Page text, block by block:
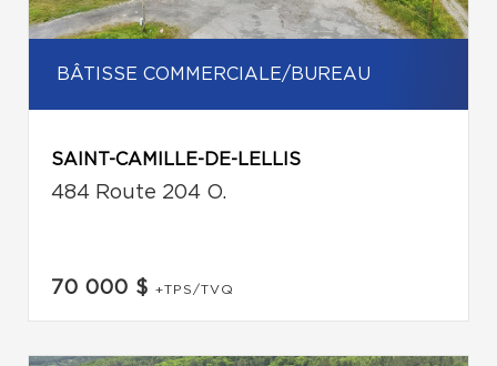
BÂTISSE COMMERCIALE/BUREAU
SAINT-CAMILLE-DE-LELLIS
484 Route 204 O.
70 000 $ +TPS/TVQ